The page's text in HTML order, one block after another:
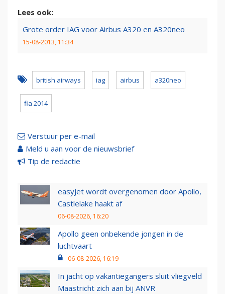
Lees ook:
Grote order IAG voor Airbus A320 en A320neo
15-08-2013, 11:34
british airways iag airbus a320neo
fia 2014
Verstuur per e-mail
Meld u aan voor de nieuwsbrief
Tip de redactie
easyJet wordt overgenomen door Apollo,
Castlelake haakt af
06-08-2026, 16:20
Apollo geen onbekende jongen in de
luchtvaart
06-08-2026, 16:19
In jacht op vakantiegangers sluit vliegveld
Maastricht zich aan bij ANVR